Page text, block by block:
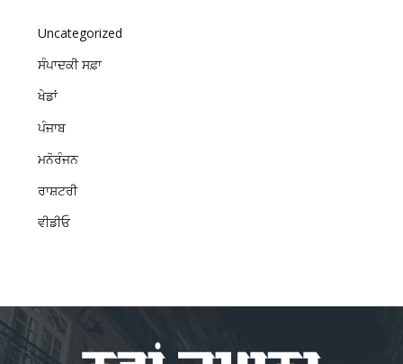
Uncategorized
ਸੰਪਾਦਕੀ ਸਫ਼ਾ
ਖੇਡਾਂ
ਪੰਜਾਬ
ਮਨੋਰੰਜਨ
ਰਾਸ਼ਟਰੀ
ਵੀਡੀਓ